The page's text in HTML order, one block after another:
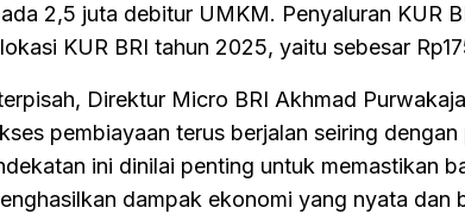
2,5 juta debitur UMKM. Penyaluran KUR
KUR BRI tahun 2025, yaitu sebesar
Direktur Micro BRI Akhmad
pembiayaan terus berjalan seiring
ini dinilai penting untuk memastikan
dampak ekonomi yang nyata dan